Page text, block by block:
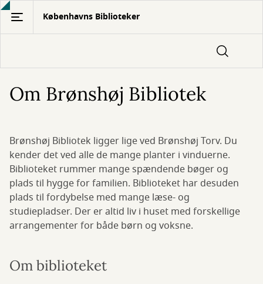
Gå
hovedindhold
Københavns Biblioteker
Om Brønshøj Bibliotek
Brønshøj Bibliotek ligger lige ved Brønshøj Torv. Du
kender det ved alle de mange planter i vinduerne.
Biblioteket rummer mange spændende bøger og
plads til hygge for familien. Biblioteket har desuden
plads til fordybelse med mange læse- og
studiepladser. Der er altid liv i huset med forskellige
arrangementer for både børn og voksne.
Om biblioteket